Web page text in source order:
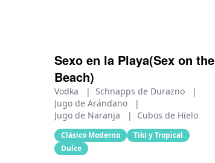
Sexo en la Playa(Sex on the
Beach)
Vodka | Schnapps de Durazno
|
Jugo de Arándano
|
Jugo de Naranja
| Cubos de Hielo
Clásico Moderno
Tiki y Tropical
Dulce